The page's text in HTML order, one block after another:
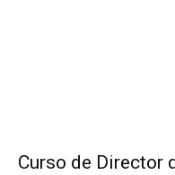
Curso de Director